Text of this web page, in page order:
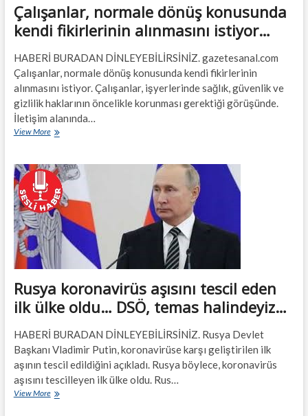
Çalışanlar, normale dönüş konusunda
kendi fikirlerinin alınmasını istiyor…
HABERİ BURADAN DİNLEYEBİLİRSİNİZ. gazetesanal.com
Çalışanlar, normale dönüş konusunda kendi fikirlerinin
alınmasını istiyor. Çalışanlar, işyerlerinde sağlık, güvenlik ve
gizlilik haklarının öncelikle korunması gerektiği görüşünde.
İletişim alanında…
View MoreÇalışanlar,
konusunda
kendi
fikirlerinin
alınmasını
istiyor…
Rusya koronavirüs aşısını tescil eden
ilk ülke oldu… DSÖ, temas halindeyiz…
HABERİ BURADAN DİNLEYEBİLİRSİNİZ. Rusya Devlet
Başkanı Vladimir Putin, koronavirüse karşı geliştirilen ilk
aşının tescil edildiğini açıkladı. Rusya böylece, koronavirüs
aşısını tescilleyen ilk ülke oldu. Rus…
View MoreRusya